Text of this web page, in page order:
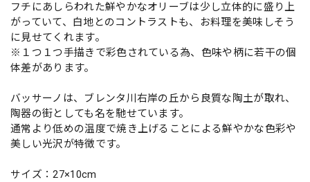
フチにあしらわれた鮮やかなオリーブは少し立体的に盛り上
がっていて、白地とのコントラストも、お料理を美味しそう
に見せてくれます。
※１つ１つ手描きで彩色されている為、色味や柄に若干の個
体差があります。
バッサーノは、ブレンタ川右岸の丘から良質な陶土が取れ、
陶器の街としても名を馳せています。
通常より低めの温度で焼き上げることによる鮮やかな色彩や
美しい光沢が特徴です。
サイズ：27×10cm